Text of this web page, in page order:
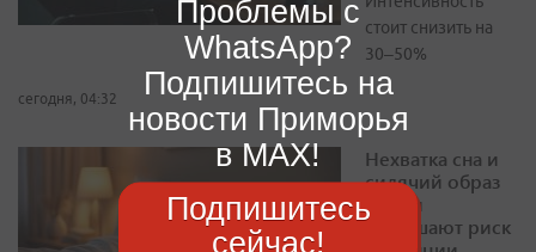
стоит снизить на
30–50%
сегодня, 04:32
Нехватка сна и
сидячий образ
жизни
повышают риск
Проблемы с
WhatsApp?
Подпишитесь на
новости Приморья
в MAX!
Подпишитесь
сейчас!